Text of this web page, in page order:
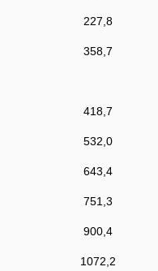
227,8
358,7
418,7
532,0
643,4
751,3
900,4
1072,2